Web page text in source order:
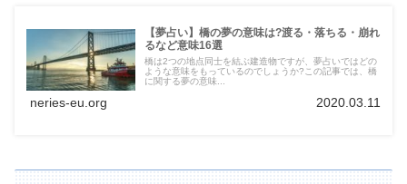
【夢占い】橋の夢の意味は?渡る・落ちる・崩れ
るなど意味16選
橋は2つの地点同士を結ぶ建造物ですが、夢占いではどの
ような意味をもっているのでしょうか?この記事では、橋
に関する夢の意味...
neries-eu.org 2020.03.11